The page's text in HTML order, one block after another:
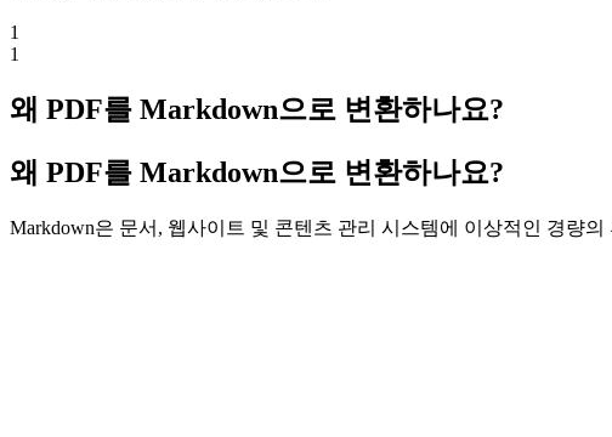
1
1
왜 PDF를 Markdown으로 변환하나요?
왜 PDF를 Markdown으로 변환하나요?
Markdown은 문서, 웹사이트 및 콘텐츠 관리 시스템에 이상적인 경량